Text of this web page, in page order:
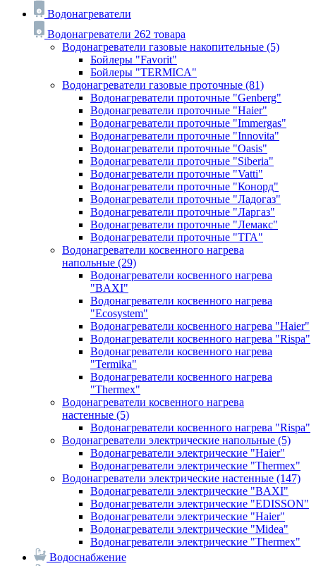
Водонагреватели
Водонагреватели 262 товара
Водонагреватели газовые накопительные (5)
Бойлеры "Favorit"
Бойлеры "TERMICA"
Водонагреватели газовые проточные (81)
Водонагреватели проточные "Genberg"
Водонагреватели проточные "Haier"
Водонагреватели проточные "Immergas"
Водонагреватели проточные "Innovita"
Водонагреватели проточные "Oasis"
Водонагреватели проточные "Siberia"
Водонагреватели проточные "Vatti"
Водонагреватели проточные "Конорд"
Водонагреватели проточные "Ладогаз"
Водонагреватели проточные "Ларгаз"
Водонагреватели проточные "Лемакс"
Водонагреватели проточные "ТГА"
Водонагреватели косвенного нагрева
напольные (29)
Водонагреватели косвенного нагрева
"BAXI"
Водонагреватели косвенного нагрева
"Ecosystem"
Водонагреватели косвенного нагрева "Haier"
Водонагреватели косвенного нагрева "Rispa"
Водонагреватели косвенного нагрева
"Termika"
Водонагреватели косвенного нагрева
"Thermex"
Водонагреватели косвенного нагрева
настенные (5)
Водонагреватели косвенного нагрева "Rispa"
Водонагреватели электрические напольные (5)
Водонагреватели электрические "Haier"
Водонагреватели электрические "Thermex"
Водонагреватели электрические настенные (147)
Водонагреватели электрические "BAXI"
Водонагреватели электрические "EDISSON"
Водонагреватели электрические "Haier"
Водонагреватели электрические "Midea"
Водонагреватели электрические "Thermex"
Водоснабжение